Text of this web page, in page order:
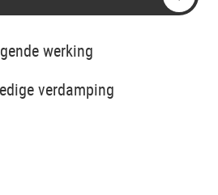
werking
verdamping